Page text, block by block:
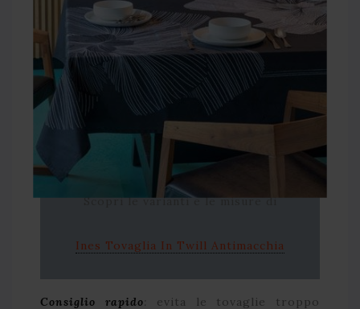
Scopri le varianti e le misure di
Ines Tovaglia In Twill Antimacchia
Consiglio rapido: evita le tovaglie troppo